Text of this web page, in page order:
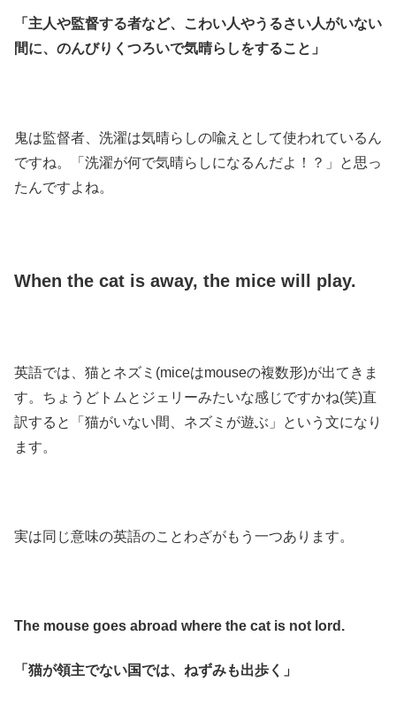
「主人や監督する者など、こわい人やうるさい人がいない
間に、のんびりくつろいで気晴らしをすること」
鬼は監督者、洗濯は気晴らしの喩えとして使われているん
ですね。「洗濯が何で気晴らしになるんだよ！？」と思っ
たんですよね。
When the cat is away, the mice will play.
英語では、猫とネズミ(miceはmouseの複数形)が出てきま
す。ちょうどトムとジェリーみたいな感じですかね(笑)直
訳すると「猫がいない間、ネズミが遊ぶ」という文になり
ます。
実は同じ意味の英語のことわざがもう一つあります。
The mouse goes abroad where the cat is not lord.
「猫が領主でない国では、ねずみも出歩く」